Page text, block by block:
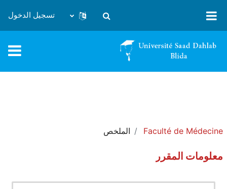
تبديل إدخال البحث
تسجيل الدخول
Faculté de Médecine الملخص
معلومات المقرر